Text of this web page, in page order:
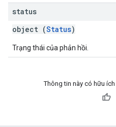
status
object (Status)
Trạng thái của phản hồi.
Thông tin này có hữu